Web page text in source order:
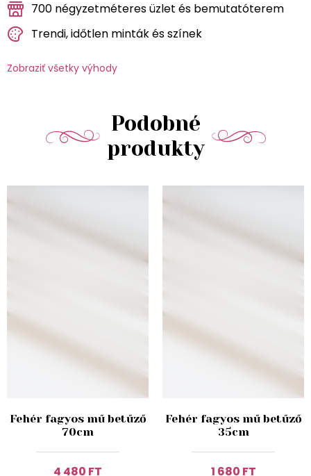
700 négyzetméteres üzlet és bemutatóterem
Trendi, időtlen minták és színek
Zobraziť všetky výhody
Podobné
produkty
Fehér fagyos mű betűző
70cm
4 480 FT
Fehér fagyos mű betűző
35cm
1 680 FT